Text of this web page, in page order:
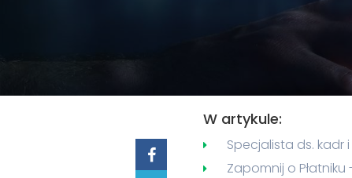
W artykule:
Specjalista ds. kadr
Zapomnij o